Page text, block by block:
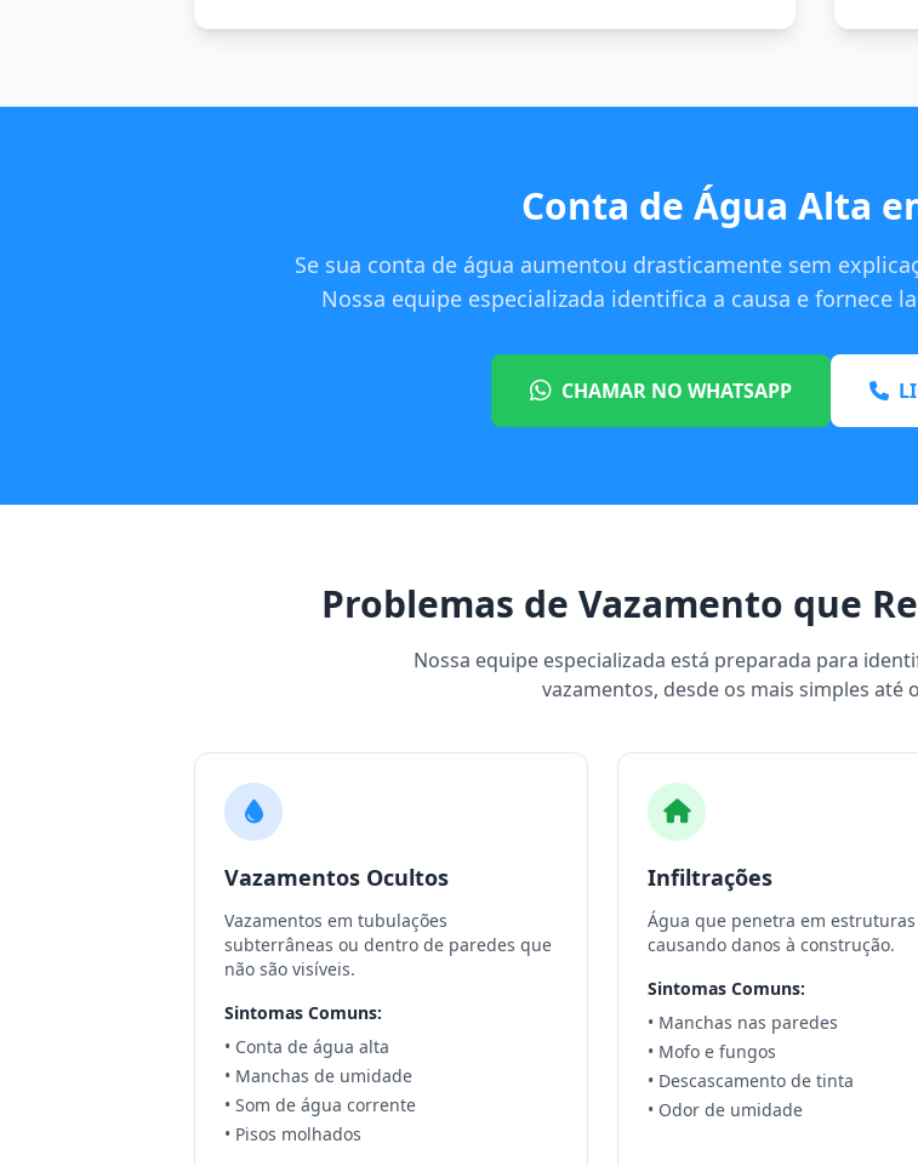
Conta de Água Alta
Se sua conta de água aumentou drasticamente sem
Nossa equipe especializada identifica a causa e fornece
CHAMAR NO WHATSAPP
Problemas de Vazamento que
Nossa equipe especializada está preparada para
vazamentos, desde os mais simples até
Vazamentos Ocultos
Vazamentos em tubulações
subterrâneas ou dentro de paredes que
não são visíveis.
Sintomas Comuns:
• Conta de água alta
• Manchas de umidade
• Som de água corrente
• Pisos molhados
Infiltrações
Água que penetra em estruturas
causando danos à construção.
Sintomas Comuns:
• Manchas nas paredes
• Mofo e fungos
• Descascamento de tinta
• Odor de umidade